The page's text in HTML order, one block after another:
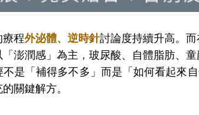
療程外泌體、逆時針討論度持續升高。
「澎潤感」為主，玻尿酸、自體脂肪、
是「補得多不多」而是「如何看起來
關鍵解方。